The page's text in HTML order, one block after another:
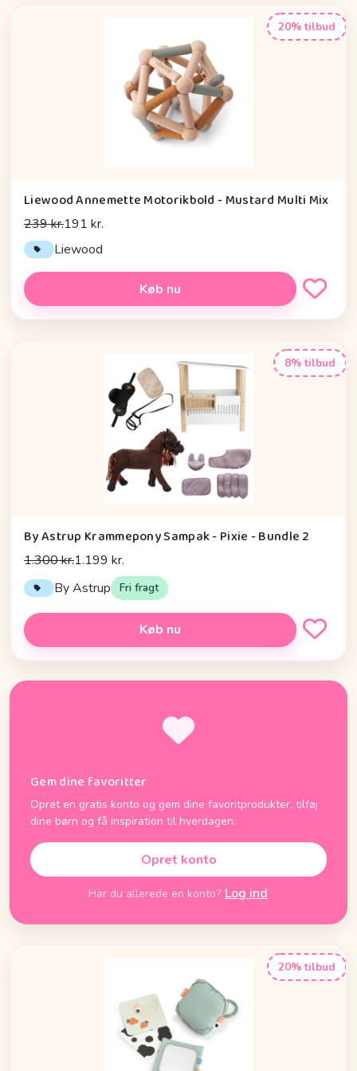
20% tilbud
Liewood Annemette Motorikbold - Mustard Multi Mix
239 kr.191 kr.
Liewood
Køb nu
8% tilbud
By Astrup Krammepony Sampak - Pixie - Bundle 2
1.300 kr.1.199 kr.
By Astrup Fri fragt
Køb nu
Gem dine favoritter
Opret en gratis konto og gem dine favoritprodukter, tilføj
dine børn og få inspiration til hverdagen.
Opret konto
Har du allerede en konto? Log ind
20% tilbud